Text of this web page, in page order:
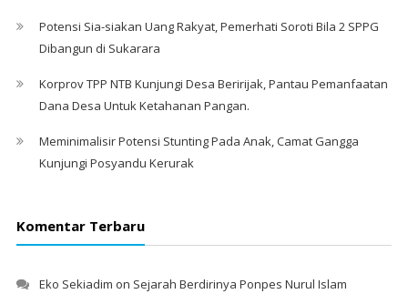
Potensi Sia-siakan Uang Rakyat, Pemerhati Soroti Bila 2 SPPG
Dibangun di Sukarara
Korprov TPP NTB Kunjungi Desa Beririjak, Pantau Pemanfaatan
Dana Desa Untuk Ketahanan Pangan.
Meminimalisir Potensi Stunting Pada Anak, Camat Gangga
Kunjungi Posyandu Kerurak
Komentar Terbaru
Eko Sekiadim on Sejarah Berdirinya Ponpes Nurul Islam